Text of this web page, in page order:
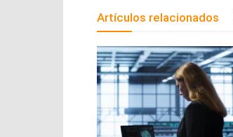
Artículos relacionados